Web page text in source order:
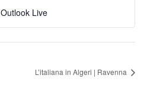
Outlook Live
L’italiana in Algeri | Ravenna